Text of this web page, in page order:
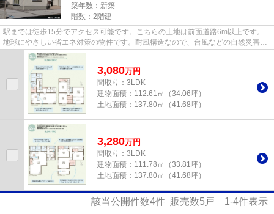
築年数：新築
階数：2階建
駅までは徒歩15分でアクセス可能です。こちらの土地は前面道路6m以上です。
地球にやさしい省エネ対策の物件です。耐風構造なので、台風などの自然災害時
も安心して過ごせます。Ｙ‘ｓ ...
3,080万円
間取り：3LDK
建物面積： 112.61㎡（34.06坪）
土地面積： 137.80㎡（41.68坪）
3,280万円
間取り：3LDK
建物面積： 111.78㎡（33.81坪）
土地面積： 137.80㎡（41.68坪）
該当公開件数4件 販売数5 戸 1-4件表示